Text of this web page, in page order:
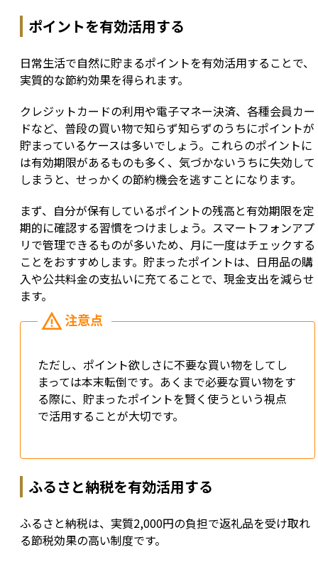
ポイントを有効活用する
日常生活で自然に貯まるポイントを有効活用することで、
実質的な節約効果を得られます。
クレジットカードの利用や電子マネー決済、各種会員カー
ドなど、普段の買い物で知らず知らずのうちにポイントが
貯まっているケースは多いでしょう。これらのポイントに
は有効期限があるものも多く、気づかないうちに失効して
しまうと、せっかくの節約機会を逃すことになります。
まず、自分が保有しているポイントの残高と有効期限を定
期的に確認する習慣をつけましょう。スマートフォンアプ
リで管理できるものが多いため、月に一度はチェックする
ことをおすすめします。貯まったポイントは、日用品の購
入や公共料金の支払いに充てることで、現金支出を減らせ
ます。
ただし、ポイント欲しさに不要な買い物をしてし
まっては本末転倒です。あくまで必要な買い物をす
る際に、貯まったポイントを賢く使うという視点
で活用することが大切です。
ふるさと納税を有効活用する
ふるさと納税は、実質2,000円の負担で返礼品を受け取れ
る節税効果の高い制度です。